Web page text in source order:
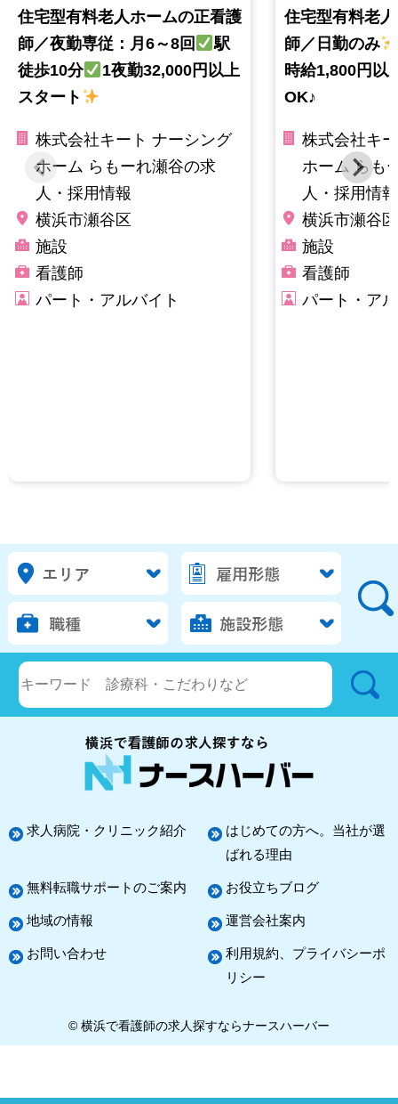
住宅型有料老人ホームの正看護
師／夜勤専従：月6～8回
駅
徒歩10分
1夜勤32,000円以上
スタート
株式会社キート ナーシング
ホーム らもーれ瀬谷の求
人・採用情報
横浜市瀬谷区
施設
看護師
パート・アルバイト
住宅型有料老
師／日勤のみ
時給1,800円以
OK♪
株式会社キ
ホーム らも
人・採用情報
横浜市瀬谷区
施設
看護師
パート・ア
求人病院・クリニック紹介
はじめての方へ。当社が選
ばれる理由
無料転職サポートのご案内 お役立ちブログ
地域の情報 運営会社案内
お問い合わせ
利用規約、プライバシーポ
リシー
© 横浜で看護師の求人探すならナースハーバー